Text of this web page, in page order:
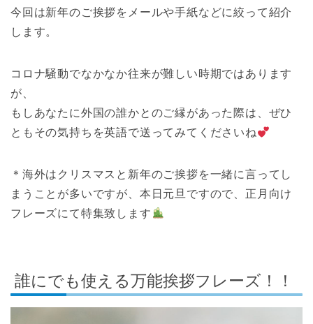
今回は新年のご挨拶をメールや手紙などに絞って紹介
します。
コロナ騒動でなかなか往来が難しい時期ではあります
が、
もしあなたに外国の誰かとのご縁があった際は、ぜひ
ともその気持ちを英語で送ってみてくださいね
＊海外はクリスマスと新年のご挨拶を一緒に言ってし
まうことが多いですが、本日元旦ですので、正月向け
フレーズにて特集致します
誰にでも使える万能挨拶フレーズ！！